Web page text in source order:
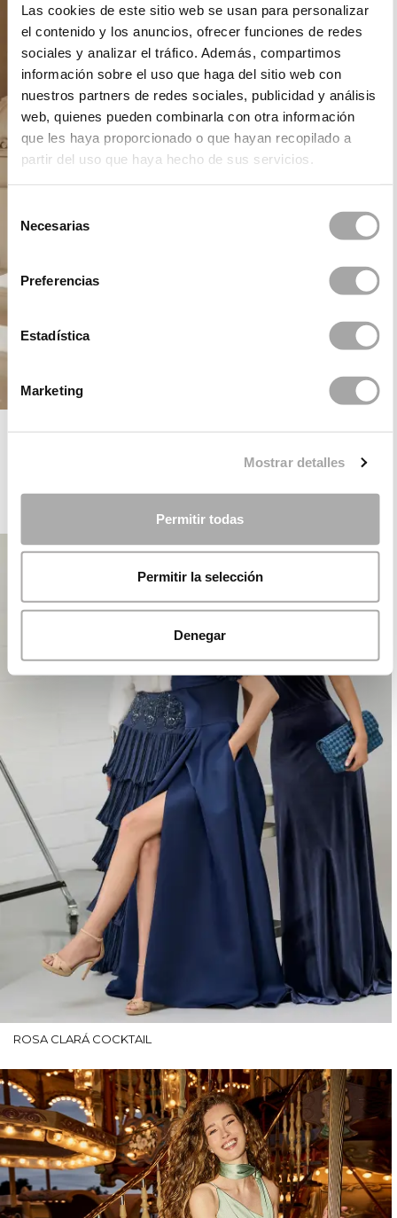
Las cookies de este sitio web se usan para personalizar
el contenido y los anuncios, ofrecer funciones de redes
sociales y analizar el tráfico. Además, compartimos
información sobre el uso que haga del sitio web con
nuestros partners de redes sociales, publicidad y análisis
web, quienes pueden combinarla con otra información
que les haya proporcionado o que hayan recopilado a
partir del uso que haya hecho de sus servicios.
Necesarias
Preferencias
Estadística
Marketing
Mostrar detalles
Permitir todas
Permitir la selección
Denegar
ROSA CLARÁ COCKTAIL